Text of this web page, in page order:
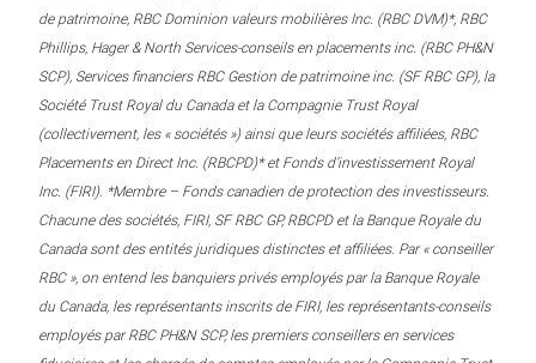
de patrimoine, RBC Dominion valeurs mobilières Inc. (RBC DVM)*, RBC
Phillips, Hager & North Services-conseils en placements inc. (RBC PH&N
SCP), Services financiers RBC Gestion de patrimoine inc. (SF RBC GP), la
Société Trust Royal du Canada et la Compagnie Trust Royal
(collectivement, les « sociétés ») ainsi que leurs sociétés affiliées, RBC
Placements en Direct Inc. (RBCPD)* et Fonds d’investissement Royal
Inc. (FIRI). *Membre – Fonds canadien de protection des investisseurs.
Chacune des sociétés, FIRI, SF RBC GP, RBCPD et la Banque Royale du
Canada sont des entités juridiques distinctes et affiliées. Par « conseiller
RBC », on entend les banquiers privés employés par la Banque Royale
du Canada, les représentants inscrits de FIRI, les représentants-conseils
employés par RBC PH&N SCP, les premiers conseillers en services